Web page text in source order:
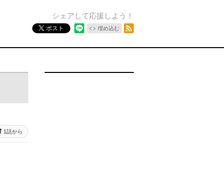
シェアして応援しよう！
ポスト 埋め込む
1話から